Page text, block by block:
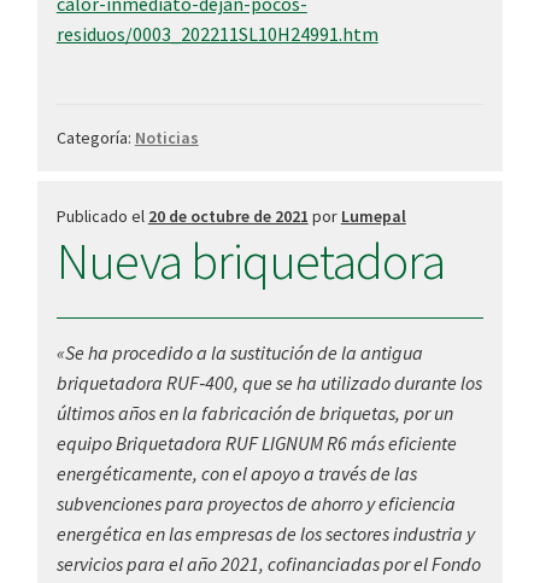
residuos/0003_202211SL10H24991.htm
Categoría: Noticias
Publicado el 20 de octubre de 2021 por Lumepal
Nueva briquetadora
«Se ha procedido a la sustitución de la antigua
briquetadora RUF‐400, que se ha utilizado durante los
últimos años en la fabricación de briquetas, por un
equipo Briquetadora RUF LIGNUM R6 más eficiente
energéticamente, con el apoyo a través de las
subvenciones para proyectos de ahorro y eficiencia
energética en las empresas de los sectores industria y
servicios para el año 2021, cofinanciadas por el Fondo